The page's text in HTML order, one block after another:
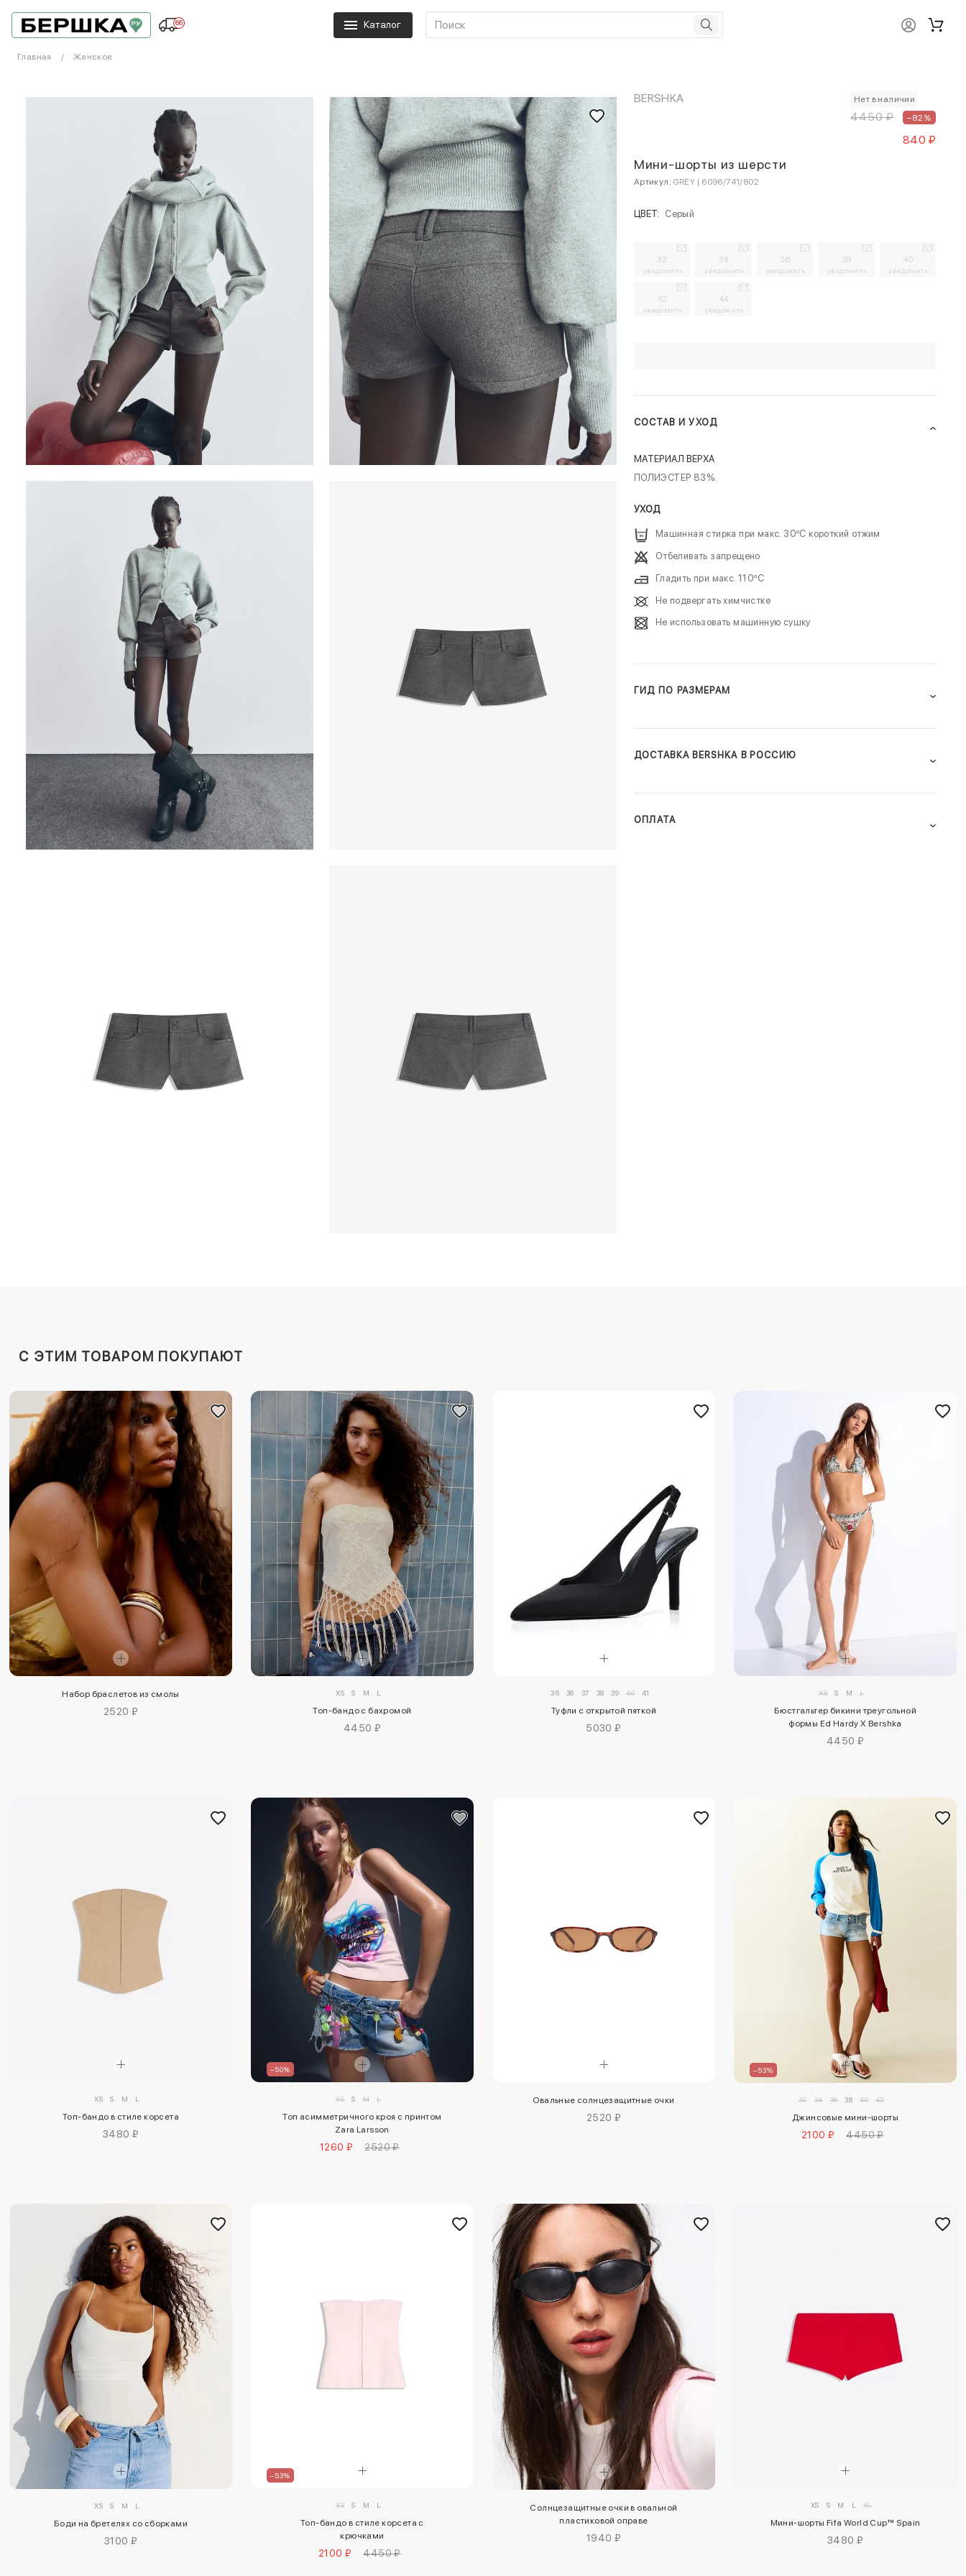
66 Каталог
Главная Женское
BERSHKA Нет в наличии
4450 ₽ –82%
840 ₽
Мини-шорты из шерсти
Артикул: GREY | 6096/741/802
ЦВЕТ: Серый
32
уведомить
34
уведомить
36
уведомить
38
уведомить
40
уведомить
42
уведомить
44
уведомить
СОСТАВ И УХОД
МАТЕРИАЛ ВЕРХА
ПОЛИЭСТЕР 83%.
УХОД
Машинная стирка при макс. 30ºC короткий отжим
Отбеливать запрещено
Гладить при макс. 110ºC
Не подвергать химчистке
Не использовать машинную сушку
ГИД ПО РАЗМЕРАМ
ДОСТАВКА BERSHKA В РОССИЮ
ОПЛАТА
C ЭТИМ ТОВАРОМ ПОКУПАЮТ
Набор браслетов из смолы
2520 ₽
XS S M L
Топ-бандо с бахромой
4450 ₽
35 36 37 38 39 40 41
Туфли с открытой пяткой
5030 ₽
XS S M L
Бюстгальтер бикини треугольной
формы Ed Hardy X Bershka
4450 ₽
XS S M L
Топ-бандо в стиле корсета
3480 ₽
–50%
XS S M L
Топ асимметричного кроя с принтом
Zara Larsson
1260 ₽ 2520 ₽
Овальные солнцезащитные очки
2520 ₽
–53%
32 34 36 38 40 42
Джинсовые мини-шорты
2100 ₽ 4450 ₽
XS S M L
Боди на бретелях со сборками
3100 ₽
–53%
XS S M L
Топ-бандо в стиле корсета с
крючками
2100 ₽ 4450 ₽
Солнцезащитные очки в овальной
пластиковой оправе
1940 ₽
XS S M L XL
Мини-шорты Fifa World Cup™ Spain
3480 ₽